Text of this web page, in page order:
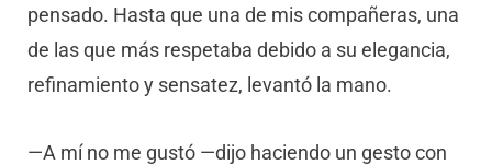
pensado. Hasta que una de mis compañeras, una
de las que más respetaba debido a su elegancia,
refinamiento y sensatez, levantó la mano.
—A mí no me gustó —dijo haciendo un gesto con